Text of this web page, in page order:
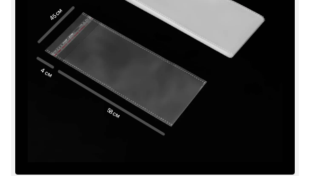
45 см
4 см
58 см